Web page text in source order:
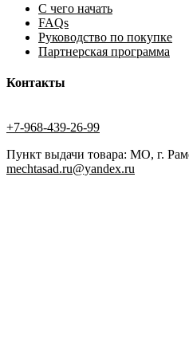
С чего начать
FAQs
Руководство по покупке
Партнерская программа
Контакты
+7-968-439-26-99
Пункт выдачи товара: МО, г.
mechtasad.ru@yandex.ru